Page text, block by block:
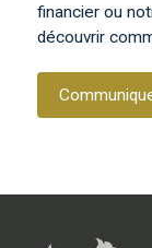
financier ou
découvrir